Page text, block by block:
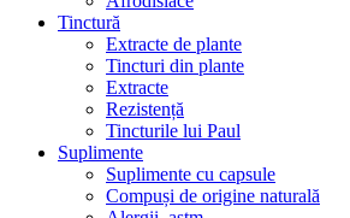
Tinctură
Extracte de plante
Tincturi din plante
Extracte
Rezistență
Tincturile lui Paul
Suplimente
Suplimente cu capsule
Compuși de origine naturală